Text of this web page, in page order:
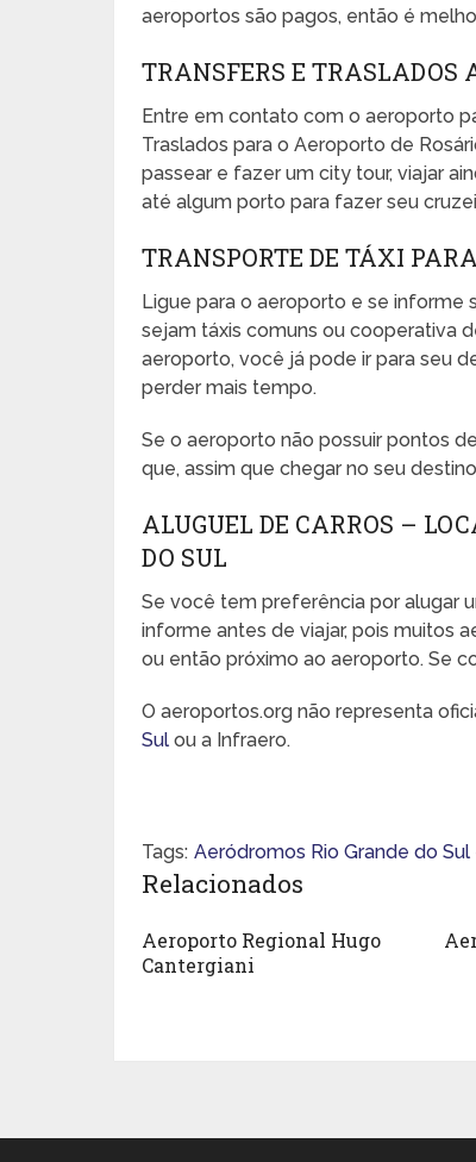
aeroportos são pagos, então é
TRANSFERS E TRASLADOS
Entre em contato com o aeroporto
Traslados para o Aeroporto de
passear e fazer um city tour, viajar
até algum porto para fazer seu
TRANSPORTE DE TÁXI
Ligue para o aeroporto e se informe
sejam táxis comuns ou cooperativa
aeroporto, você já pode ir para seu
perder mais tempo.
Se o aeroporto não possuir pontos
que, assim que chegar no seu
ALUGUEL DE CARROS –
DO SUL
Se você tem preferência por alugar
informe antes de viajar, pois muitos
ou então próximo ao aeroporto. Se
O aeroportos.org não representa
Sul ou a Infraero.
Tags: Aeródromos Rio Grande do Sul
Relacionados
Aeroporto Regional Hugo
Cantergiani